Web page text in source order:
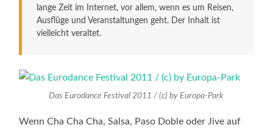
lange Zeit im Internet, vor allem, wenn es um Reisen,
Ausflüge und Veranstaltungen geht. Der Inhalt ist
vielleicht veraltet.
Das Eurodance Festival 2011 / (c) by Europa-Park
Wenn Cha Cha Cha, Salsa, Paso Doble oder Jive auf